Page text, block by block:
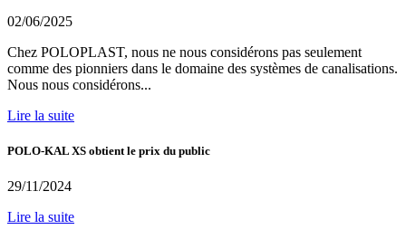
02/06/2025
Chez POLOPLAST, nous ne nous considérons pas seulement
comme des pionniers dans le domaine des systèmes de canalisations.
Nous nous considérons...
Lire la suite
POLO-KAL XS obtient le prix du public
29/11/2024
Lire la suite